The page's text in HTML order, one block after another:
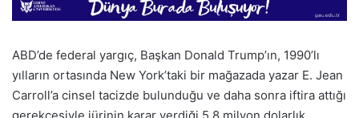
ABD’de federal yargıç, Başkan Donald Trump’ın, 1990’lı
yılların ortasında New York’taki bir mağazada yazar E. Jean
Carroll’a cinsel tacizde bulunduğu ve daha sonra iftira attığı
gerekçesiyle jürinin karar verdiği 5,8 milyon dolarlık